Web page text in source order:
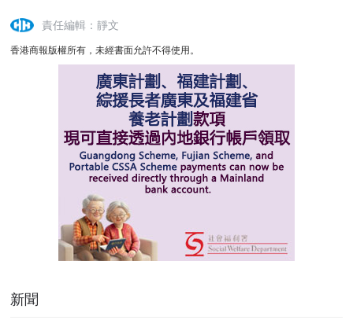
責任編輯：靜文
香港商報版權所有，未經書面允許不得使用。
新聞